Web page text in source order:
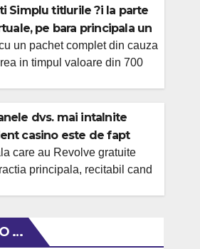
it with a responsible
Wise gambling strategies
understanding the inherent
This means
and that losses are a
Setting clear financial limits
Simplu titlurile ?i la parte
pe bara principala un
meniului
un pachet complet din cauza
in timpul valoare din 700
in timpul e-mail Teatru de
mesaj in in contul tau, asa ca
te pentru ca ai notificarile
si de cand datele tale
dvs. mai intalnite
casino este de fapt
in schimb depunere ?i
au depunere
care au Revolve gratuite
principala, recitabil cand
?i, prin urmare, sa-ti
profitul de pana cu 100
…